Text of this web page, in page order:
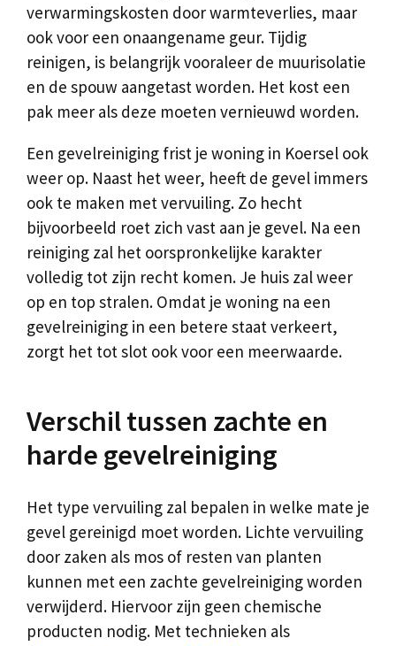
verwarmingskosten door warmteverlies, maar
ook voor een onaangename geur. Tijdig
reinigen, is belangrijk vooraleer de muurisolatie
en de spouw aangetast worden. Het kost een
pak meer als deze moeten vernieuwd worden.
Een gevelreiniging frist je woning in Koersel ook
weer op. Naast het weer, heeft de gevel immers
ook te maken met vervuiling. Zo hecht
bijvoorbeeld roet zich vast aan je gevel. Na een
reiniging zal het oorspronkelijke karakter
volledig tot zijn recht komen. Je huis zal weer
op en top stralen. Omdat je woning na een
gevelreiniging in een betere staat verkeert,
zorgt het tot slot ook voor een meerwaarde.
Verschil tussen zachte en
harde gevelreiniging
Het type vervuiling zal bepalen in welke mate je
gevel gereinigd moet worden. Lichte vervuiling
door zaken als mos of resten van planten
kunnen met een zachte gevelreiniging worden
verwijderd. Hiervoor zijn geen chemische
producten nodig. Met technieken als